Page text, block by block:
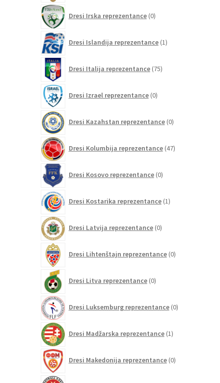
Dresi Irska reprezentance 0izdelkov
Dresi Islandija reprezentance 1izdelek
Dresi Italija reprezentance 75izdelkov
Dresi Izrael reprezentance 0izdelkov
Dresi Kazahstan reprezentance 0izdelkov
Dresi Kolumbija reprezentance 47izdelkov
Dresi Kosovo reprezentance 0izdelkov
Dresi Kostarika reprezentance 1izdelek
Dresi Latvija reprezentance 0izdelkov
Dresi Lihtenštajn reprezentance 0izdelkov
Dresi Litva reprezentance 0izdelkov
Dresi Luksemburg reprezentance 0izdelkov
Dresi Madžarska reprezentance 1izdelek
Dresi Makedonija reprezentance 0izdelkov